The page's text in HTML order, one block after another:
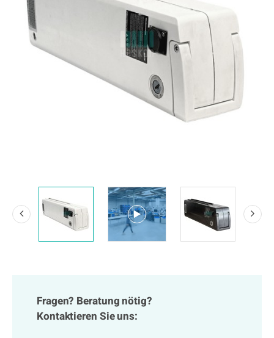
Fragen? Beratung nötig?
Kontaktieren Sie uns: